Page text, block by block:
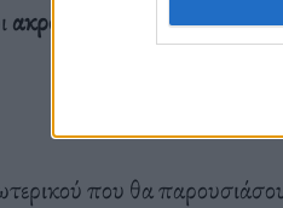
ακροβατικά breakingκαι
που θα